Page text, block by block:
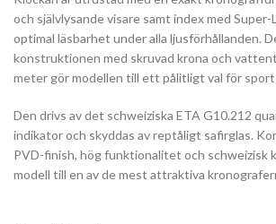
och självlysande visare samt index med
optimal läsbarhet under alla ljusförhållanden.
konstruktionen med skruvad krona och
meter gör modellen till ett pålitligt val för
Den drivs av det schweiziska ETA G10.212
indikator och skyddas av reptåligt safirglas.
PVD-finish, hög funktionalitet och schweizisk
modell till en av de mest attraktiva